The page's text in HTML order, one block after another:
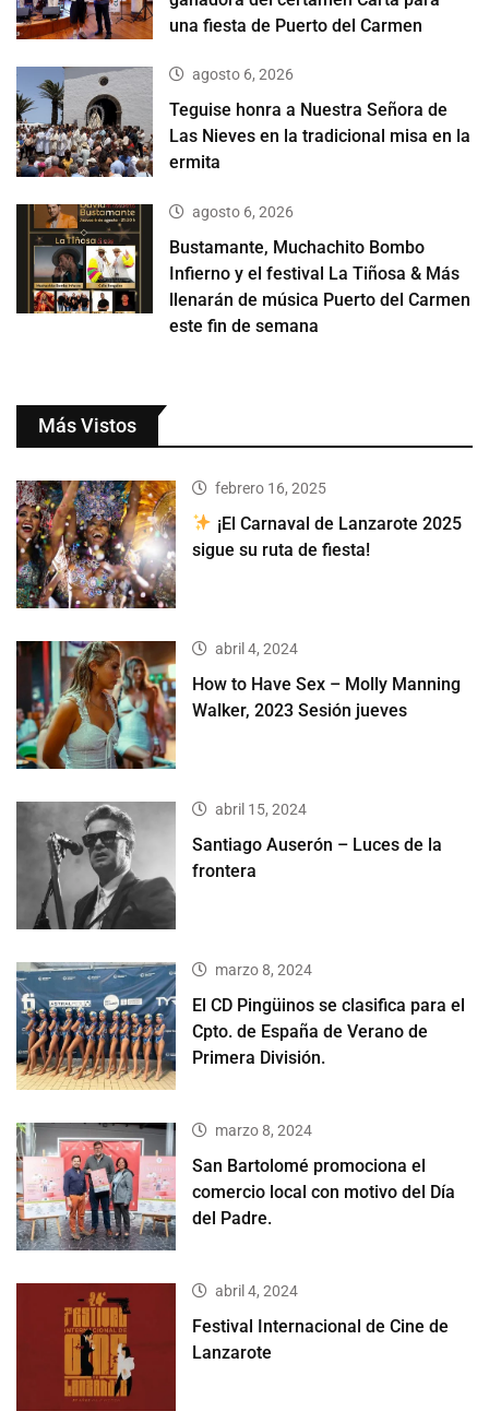
una fiesta de Puerto del Carmen
agosto 6, 2026
Teguise honra a Nuestra Señora de
Las Nieves en la tradicional misa en la
ermita
agosto 6, 2026
Bustamante, Muchachito Bombo
Infierno y el festival La Tiñosa & Más
llenarán de música Puerto del Carmen
este fin de semana
Más Vistos
febrero 16, 2025
¡El Carnaval de Lanzarote 2025
sigue su ruta de fiesta!
abril 4, 2024
How to Have Sex – Molly Manning
Walker, 2023 Sesión jueves
abril 15, 2024
Santiago Auserón – Luces de la
frontera
marzo 8, 2024
El CD Pingüinos se clasifica para el
Cpto. de España de Verano de
Primera División.
marzo 8, 2024
San Bartolomé promociona el
comercio local con motivo del Día
del Padre.
abril 4, 2024
Festival Internacional de Cine de
Lanzarote